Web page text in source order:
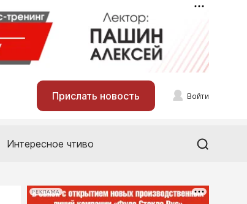
Прислать новость Войти
Интересное чтиво
РЕКЛАМА